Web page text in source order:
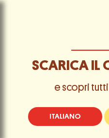
SCARICA IL
e scopri
ITALIANO